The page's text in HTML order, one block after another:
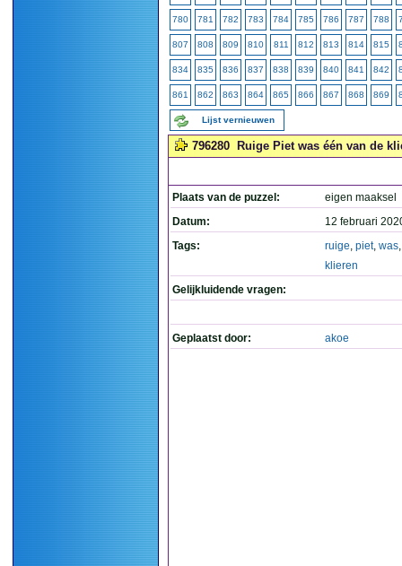
780 781 782 783 784 785 786 787 788
807 808 809 810 811 812 813 814 815
834 835 836 837 838 839 840 841 842
861 862 863 864 865 866 867 868 869
Lijst vernieuwen
796280 Ruige Piet was één van de
Plaats van de puzzel:
eigen maaksel
Datum:
12 februari
Tags:
ruige, piet, was
klieren
Gelijkluidende vragen:
Geplaatst door: akoe